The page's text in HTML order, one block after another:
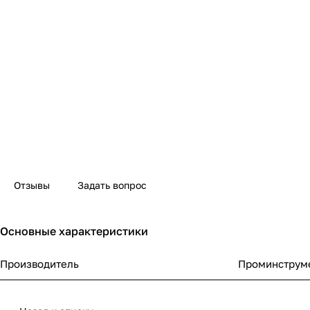
Отзывы Задать вопрос
Основные характеристики
Производитель